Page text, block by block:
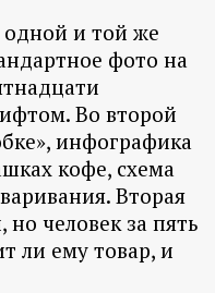
одной и той же
фото на
Во второй
инфографика
кофе, схема
Вторая
человек за пять
ли ему товар, и